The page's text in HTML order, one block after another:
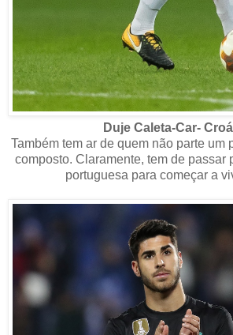
Duje Caleta-Car-
Também tem ar de quem não parte um
composto. Claramente, tem de passar
portuguesa para começar a